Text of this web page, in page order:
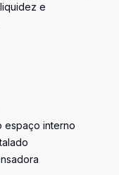
e
espaço interno